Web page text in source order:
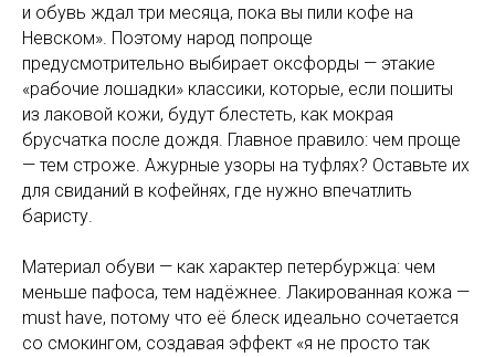
и обувь ждал три месяца, пока вы пили кофе на
Невском». Поэтому народ попроще
предусмотрительно выбирает оксфорды — этакие
«рабочие лошадки» классики, которые, если пошиты
из лаковой кожи, будут блестеть, как мокрая
брусчатка после дождя. Главное правило: чем проще
— тем строже. Ажурные узоры на туфлях? Оставьте их
для свиданий в кофейнях, где нужно впечатлить
баристу.
Материал обуви — как характер петербуржца: чем
меньше пафоса, тем надёжнее. Лакированная кожа —
must have, потому что её блеск идеально сочетается
со смокингом, создавая эффект «я не просто так